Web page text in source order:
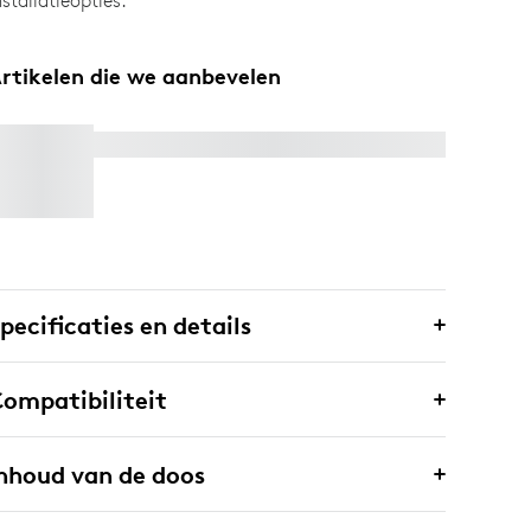
die we aanbevelen
en details
van de doos